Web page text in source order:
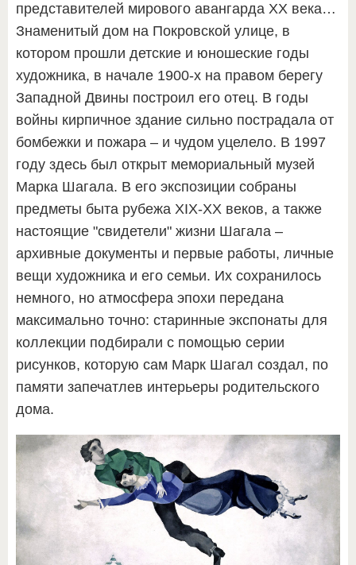
представителей мирового авангарда ХХ века…
Знаменитый дом на Покровской улице, в
котором прошли детские и юношеские годы
художника, в начале 1900-х на правом берегу
Западной Двины построил его отец. В годы
войны кирпичное здание сильно пострадала от
бомбежки и пожара – и чудом уцелело. В 1997
году здесь был открыт мемориальный музей
Марка Шагала. В его экспозиции собраны
предметы быта рубежа XIX-XX веков, а также
настоящие "свидетели" жизни Шагала –
архивные документы и первые работы, личные
вещи художника и его семьи. Их сохранилось
немного, но атмосфера эпохи передана
максимально точно: старинные экспонаты для
коллекции подбирали с помощью серии
рисунков, которую сам Марк Шагал создал, по
памяти запечатлев интерьеры родительского
дома.